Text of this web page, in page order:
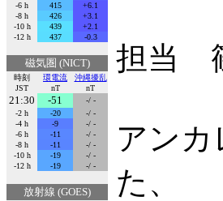
-6 h
415
+6.1
-8 h
426
+3.1
-10 h
439
+2.1
-12 h
437 -0.3
磁気圏 (NICT)
時刻
JST
環電流
nT
沖縄擾乱
nT
21:30 -51
-/ -
-2 h
-20
-/ -
-4 h
-9
-/ -
-6 h
-11
-/ -
-8 h
-11
-/ -
-10 h
-19
-/ -
-12 h
-19 -/ -
放射線 (GOES)
担当
アン
た、